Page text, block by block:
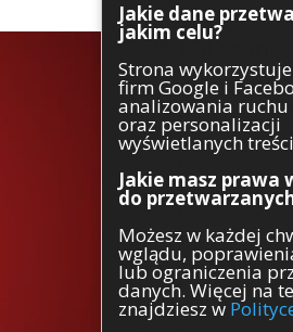
Kategorie
Handel
Komunikaty
Kultura
Polityka
Pozostałe
Psychologia
Rolnictwo
Jakie dane
jakim celu?
Strona
firm Google i
analizowania ruchu
oraz personalizacji
wyświetlanych
Jakie masz prawa
do
Możesz w każdej
wglądu,
lub ograniczenia
danych. Więcej na
znajdziesz w